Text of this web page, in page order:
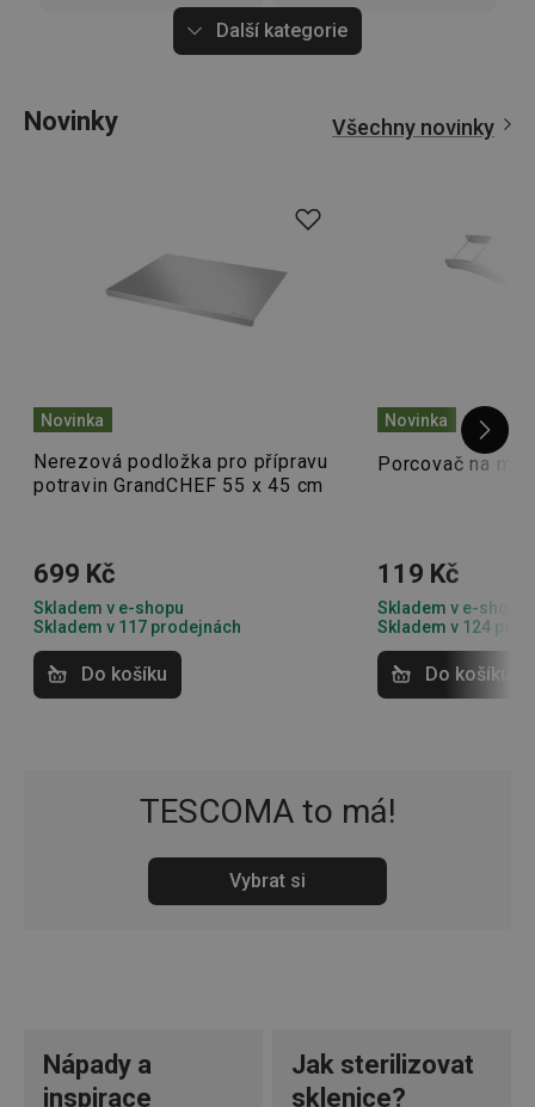
Další kategorie
Novinky Všechny novinky
Novinka
Nerezová podložka pro přípravu
potravin GrandCHEF 55 x 45 cm
699 Kč
Skladem v e-shopu
Skladem v 117 prodejnách
Do košíku
Novinka
Porcovač na
119 Kč
Skladem v e-shopu
Skladem v 124
Do košíku
TESCOMA to má!
Vybrat si
Nápady a
inspirace
Jak sterilizovat
sklenice?